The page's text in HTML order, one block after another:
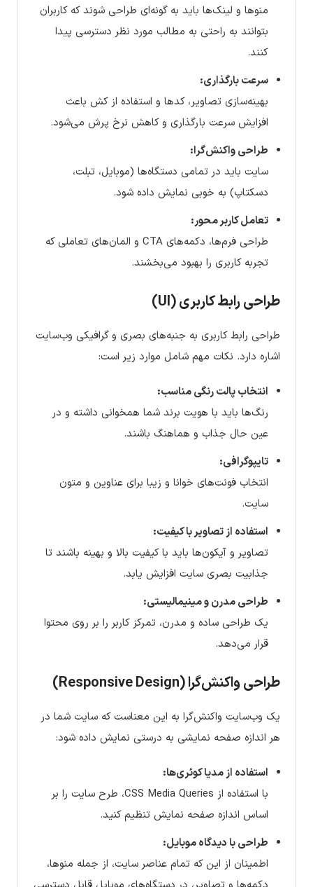
منوها و لینک‌ها باید به گونه‌ای طراحی شوند که کاربران
بتوانند به راحتی به مطالب مورد نظر دسترسی پیدا
کنند.
سرعت بارگذاری:
بهینه‌سازی تصاویر، کدها و استفاده از کش باعث
افزایش سرعت بارگذاری و کاهش نرخ پرش می‌شود.
طراحی واکنش‌گرا:
سایت باید در تمامی دستگاه‌ها (موبایل، تبلت،
دسکتاپ) به خوبی نمایش داده شود.
تعامل کاربر محور:
طراحی فرم‌ها، دکمه‌های CTA و المان‌های تعاملی که
تجربه کاربری را بهبود می‌بخشند.
طراحی رابط کاربری (UI)
طراحی رابط کاربری به جنبه‌های بصری و گرافیکی وب‌سایت
اشاره دارد. نکات مهم شامل موارد زیر است:
انتخاب پالت رنگی مناسب:
رنگ‌ها باید با هویت برند شما همخوانی داشته و در
عین حال جذاب و هماهنگ باشند.
تایپوگرافی:
انتخاب فونت‌های خوانا و زیبا برای عناوین و متون
سایت.
استفاده از تصاویر با کیفیت:
تصاویر و آیکون‌ها باید با کیفیت بالا و بهینه باشند تا
جذابیت بصری سایت افزایش یابد.
طراحی مدرن و مینیمالیستی:
یک طراحی ساده و مدرن، تمرکز کاربر را بر روی محتوا
قرار می‌دهد.
طراحی واکنش‌گرا (Responsive Design)
یک وب‌سایت واکنش‌گرا به این معناست که سایت شما در
هر اندازه صفحه نمایشی به درستی نمایش داده شود:
استفاده از مدیا کوئری‌ها:
با استفاده از CSS Media Queries، طرح سایت را بر
اساس اندازه صفحه نمایش تنظیم کنید.
طراحی با دیدگاه موبایل:
اطمینان از این که تمام عناصر سایت، از جمله منوها،